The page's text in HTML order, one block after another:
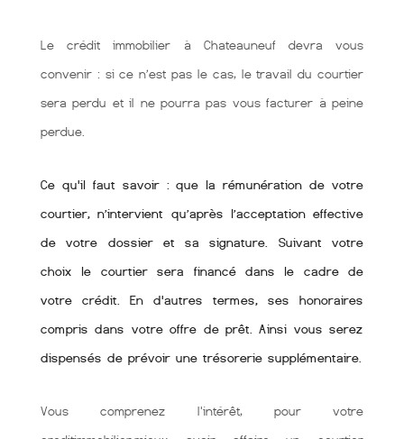
Le crédit immobilier à Chateauneuf devra vous
convenir : si ce n’est pas le cas, le travail du courtier
sera perdu et il ne pourra pas vous facturer à peine
perdue.
Ce qu'il faut savoir : que la rémunération de votre
courtier, n’intervient qu’après l’acceptation effective
de votre dossier et sa signature. Suivant votre
choix le courtier sera financé dans le cadre de
votre crédit. En d'autres termes, ses honoraires
compris dans votre offre de prêt. Ainsi vous serez
dispensés de prévoir une trésorerie supplémentaire.
Vous comprenez l'intérêt, pour votre